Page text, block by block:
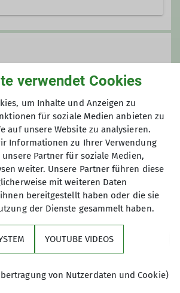
1
regelmäßig zwischen 17
- die Teilnahme ist
verwendet Cookies
um Inhalte und Anzeigen zu
für soziale Medien anbieten zu
auf unsere Website zu analysieren.
Informationen zu Ihrer Verwendung
Partner für soziale Medien,
weiter. Unsere Partner führen diese
mit weiteren Daten
bereitgestellt haben oder die sie
der Dienste gesammelt haben.
YOUTUBE VIDEOS
von Nutzerdaten und Cookie)